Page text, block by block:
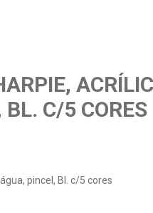
C/5 CORES
pincel, Bl. c/5 cores